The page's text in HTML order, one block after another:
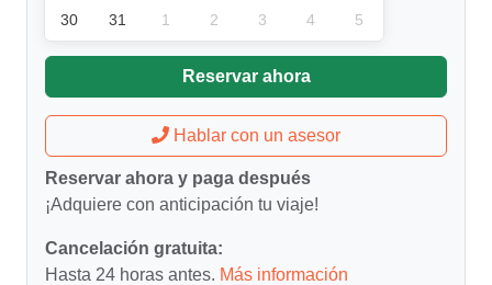
30 31 1 2 3 4 5
Reservar ahora
Hablar con un asesor
Reservar ahora y paga después
¡Adquiere con anticipación tu viaje!
Cancelación gratuita:
Hasta 24 horas antes. Más información